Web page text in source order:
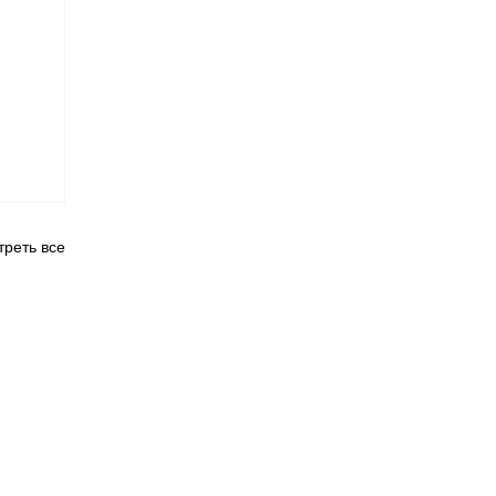
все